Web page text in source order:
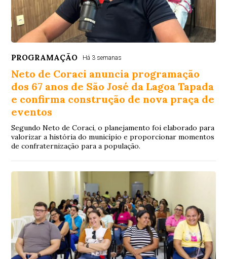
PROGRAMAÇÃO Há 3 semanas
Neto de Coraci anuncia programação
dos 67 anos de São José da Lagoa Tapada
e confirma construção de nova praça de
eventos
Segundo Neto de Coraci, o planejamento foi elaborado para
valorizar a história do município e proporcionar momentos
de confraternização para a população.